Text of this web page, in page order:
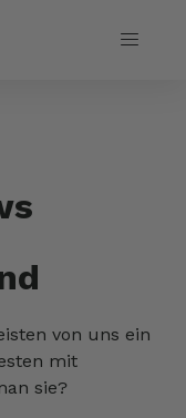
von uns ein
mit
sie?